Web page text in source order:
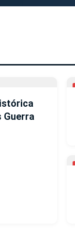
Guerra